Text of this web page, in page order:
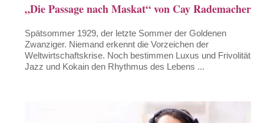
„Die Passage nach Maskat“ von Cay Rademacher
Spätsommer 1929, der letzte Sommer der Goldenen
Zwanziger. Niemand erkennt die Vorzeichen der
Weltwirtschaftskrise. Noch bestimmen Luxus und Frivolität,
Jazz und Kokain den Rhythmus des Lebens ...